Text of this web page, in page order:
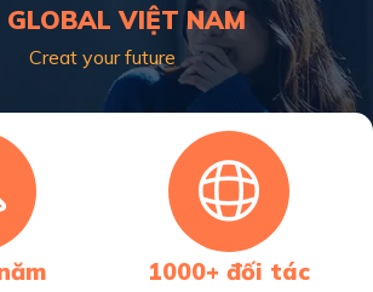
GLOBAL VIỆT NAM
Creat your future
1000+ đối tác